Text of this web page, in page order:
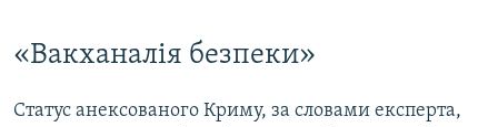
«Вакханалія безпеки»
Статус анексованого Криму, за словами експерта,